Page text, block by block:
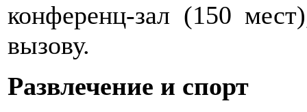
конференц-зал (150
вызову.
Развлечение и спорт